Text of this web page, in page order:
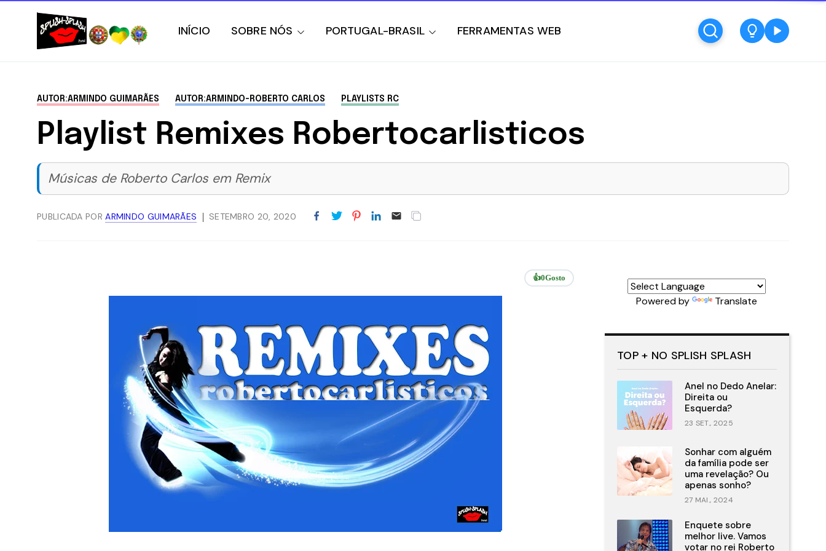
INÍCIO SOBRE NÓS PORTUGAL-BRASIL FERRAMENTAS WEB
AUTOR:ARMINDO GUIMARÃES AUTOR:ARMINDO-ROBERTO CARLOS PLAYLISTS RC
Playlist Remixes Robertocarlisticos
Músicas de Roberto Carlos em Remix
PUBLICADA PORARMINDO GUIMARÃES SETEMBRO 20, 2020
👍0Gosto
Powered by Translate
TOP + NO SPLISH SPLASH
Anel no Dedo Anelar:
Direita ou
Esquerda?
23 SET., 2025
Sonhar com alguém
da família pode ser
uma revelação? Ou
apenas sonho?
27 MAI., 2024
Enquete sobre
melhor live. Vamos
votar no rei Roberto